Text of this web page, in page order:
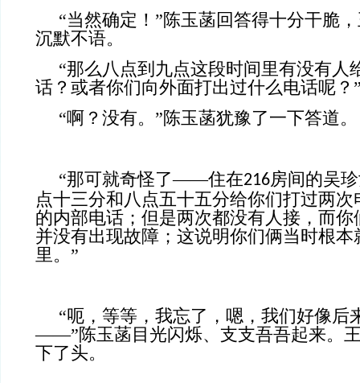
“当然确定！”陈玉菡回答得十分干脆
沉默不语。
“那么八点到九点这段时间里有没有人
话？或者你们向外面打出过什么电话呢？
“啊？没有。”陈玉菡犹豫了一下答道。
“那可就奇怪了——住在216房间的吴
点十三分和八点五十五分给你们打过两
的内部电话；但是两次都没有人接，而
并没有出现故障；这说明你们俩当时根
里。”
“呃，等等，我忘了，嗯，我们好像后
——”陈玉菡目光闪烁、支支吾吾起来。
下了头。